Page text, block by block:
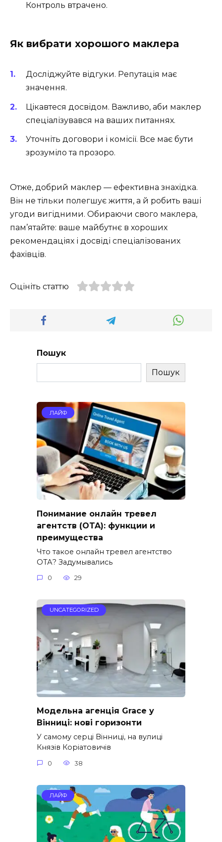
Контроль втрачено.
Як вибрати хорошого маклера
Досліджуйте відгуки. Репутація має
значення.
Цікавтеся досвідом. Важливо, аби маклер
спеціалізувався на ваших питаннях.
Уточніть договори і комісії. Все має бути
зрозуміло та прозоро.
Отже, добрий маклер — ефективна знахідка.
Він не тільки полегшує життя, а й робить ваші
угоди вигідними. Обираючи свого маклера,
пам’ятайте: ваше майбутнє в хороших
рекомендаціях і досвіді спеціалізованих
фахівців.
Оцініть статтю
Пошук
Пошук
ЛАЙФ
Понимание онлайн тревел
агентств (OTA): функции и
преимущества
Что такое онлайн тревел агентство
ОТА? Задумывались
0 29
UNCATEGORIZED
Модельна агенція Grace у
Вінниці: нові горизонти
У самому серці Вінниці, на вулиці
Князів Коріатовичів
0 38
ЛАЙФ